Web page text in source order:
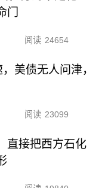
门
阅读 24654
美债无人问津，
阅读 23099
直接把西方石化